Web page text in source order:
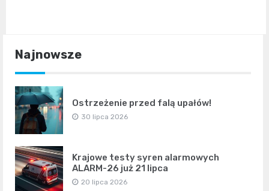
Najnowsze
Ostrzeżenie przed falą upałów!
30 lipca 2026
Krajowe testy syren alarmowych
ALARM-26 już 21 lipca
20 lipca 2026